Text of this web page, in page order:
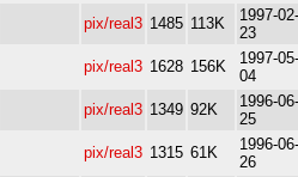
pix/real3 1485 113K
1997-02-
23
pix/real3 1628 156K
1997-05-
04
pix/real3 1349 92K
1996-06-
25
pix/real3 1315 61K
1996-06-
26